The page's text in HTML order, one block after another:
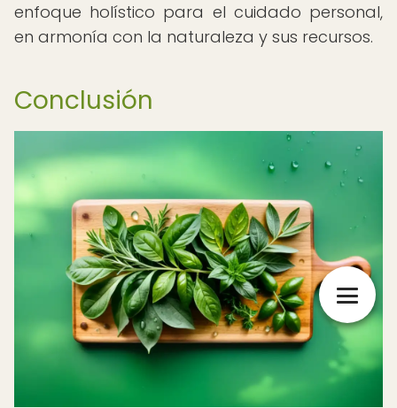
enfoque holístico para el cuidado personal,
en armonía con la naturaleza y sus recursos.
Conclusión